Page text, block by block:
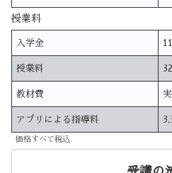
授業料
入学金
授業料
教材費
アプリによる指導料
価格すべて税込